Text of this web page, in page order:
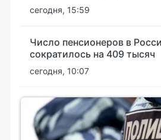
сегодня, 15:59
Число пенсионеров в
сократилось на 409 тысяч
сегодня, 10:07